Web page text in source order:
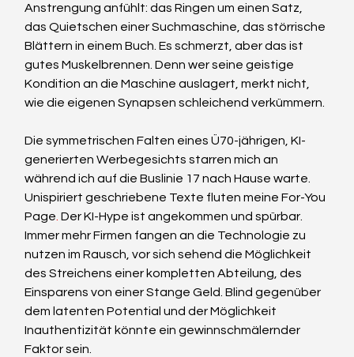
Anstrengung anfühlt: das Ringen um einen Satz,
das Quietschen einer Suchmaschine, das störrische
Blättern in einem Buch. Es schmerzt, aber das ist
gutes Muskelbrennen. Denn wer seine geistige
Kondition an die Maschine auslagert, merkt nicht,
wie die eigenen Synapsen schleichend verkümmern.
Die symmetrischen Falten eines Ü70-jährigen, KI-
generierten Werbegesichts starren mich an
während ich auf die Buslinie 17 nach Hause warte.
Unispiriert geschriebene Texte fluten meine For-You
Page . Der KI-Hype ist angekommen und spürbar.
Immer mehr Firmen fangen an die Technologie zu
nutzen im Rausch, vor sich sehend die Möglichkeit
des Streichens einer kompletten Abteilung, des
Einsparens von einer Stange Geld. Blind gegenüber
dem latenten Potential und der Möglichkeit
Inauthentizität könnte ein gewinnschmälernder
Faktor sein.